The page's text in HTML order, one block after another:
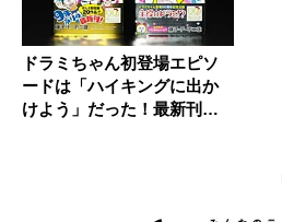
ドラミちゃん初登場エピソ
ードは「ハイキングに出か
けよう」だった！最新刊